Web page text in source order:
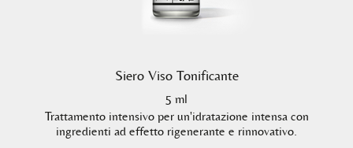
Siero Viso Tonificante
5 ml
Trattamento intensivo per un'idratazione intensa con
ingredienti ad effetto rigenerante e rinnovativo.